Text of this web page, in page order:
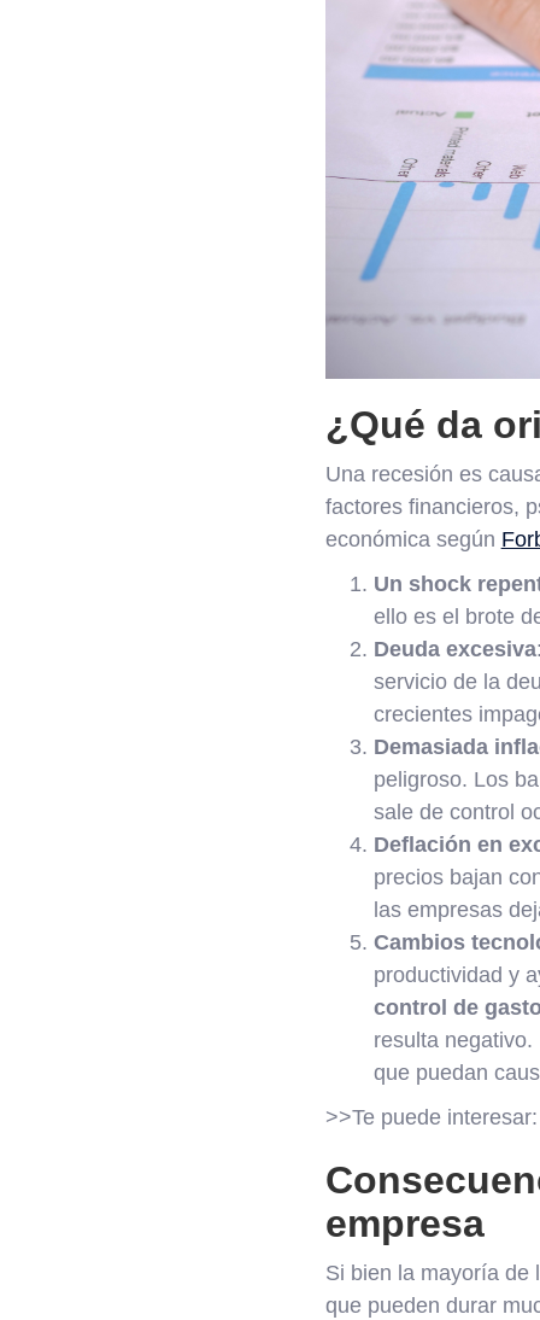
¿Qué da
Una recesión es
factores financieros,
económica según
Un shock
ello es el brote
Deuda excesiva
servicio de la
crecientes
Demasiada
peligroso. Los
sale de control
Deflación en
precios bajan
las empresas
Cambios
productividad y
control de
resulta
que puedan
>>Te puede
empresa
Si bien la mayoría de
que pueden durar